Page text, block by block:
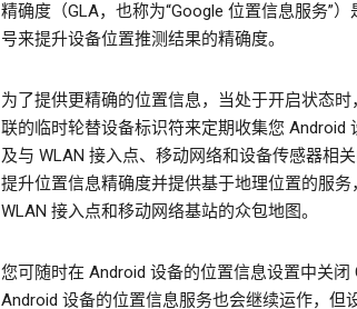
精确度（GLA，也称为“Google 位置信息服务”
号来提升设备位置推测结果的精确度。
为了提供更精确的位置信息，当处于开启状态
联的临时轮替设备标识符来定期收集您 Android
及与 WLAN 接入点、移动网络和设备传感器相
提升位置信息精确度并提供基于地理位置的服
WLAN 接入点和移动网络基站的众包地图。
您可随时在 Android 设备的位置信息设置中关闭
Android 设备的位置信息服务也会继续运作，但